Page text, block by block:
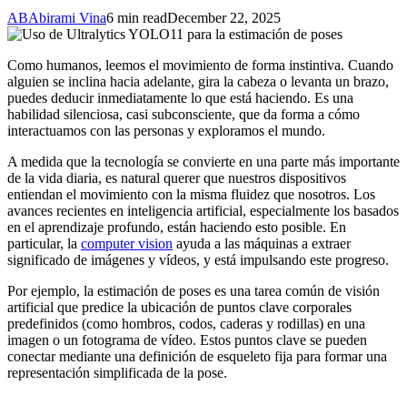
ABAbirami Vina6 min readDecember 22, 2025
Como humanos, leemos el movimiento de forma instintiva. Cuando
alguien se inclina hacia adelante, gira la cabeza o levanta un brazo,
puedes deducir inmediatamente lo que está haciendo. Es una
habilidad silenciosa, casi subconsciente, que da forma a cómo
interactuamos con las personas y exploramos el mundo.
A medida que la tecnología se convierte en una parte más importante
de la vida diaria, es natural querer que nuestros dispositivos
entiendan el movimiento con la misma fluidez que nosotros. Los
avances recientes en inteligencia artificial, especialmente los basados
en el aprendizaje profundo, están haciendo esto posible. En
particular, la computer vision ayuda a las máquinas a extraer
significado de imágenes y vídeos, y está impulsando este progreso.
Por ejemplo, la estimación de poses es una tarea común de visión
artificial que predice la ubicación de puntos clave corporales
predefinidos (como hombros, codos, caderas y rodillas) en una
imagen o un fotograma de vídeo. Estos puntos clave se pueden
conectar mediante una definición de esqueleto fija para formar una
representación simplificada de la pose.